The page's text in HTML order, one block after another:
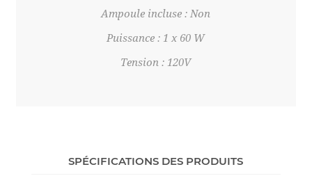
Ampoule incluse : Non
Puissance : 1 x 60 W
Tension : 120V
SPÉCIFICATIONS DES PRODUITS